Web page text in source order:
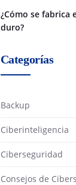
¿Cómo se fabrica
duro?
Categorías
Backup
Ciberinteligencia
Ciberseguridad
Consejos de